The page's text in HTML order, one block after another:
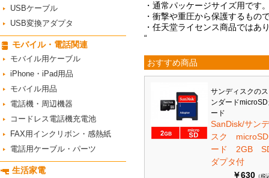
USBケーブル
USB変換アダプタ
モバイル・電話関連
モバイル用ケーブル
iPhone・iPad用品
モバイル用品
電話機・周辺機器
コードレス電話機充電池
FAX用インクリボン・感熱紙
電話用ケーブル・パーツ
生活家電
・通常パッケージサイズ用です
・衝撃や重圧から保護するもの
・任天堂ライセンス商品ではあ
“
おすすめ商品
サンディスクの
ンダード
ード
SanDisk/サン
スク
ード 2GB
ダプタ付
￥630 （税